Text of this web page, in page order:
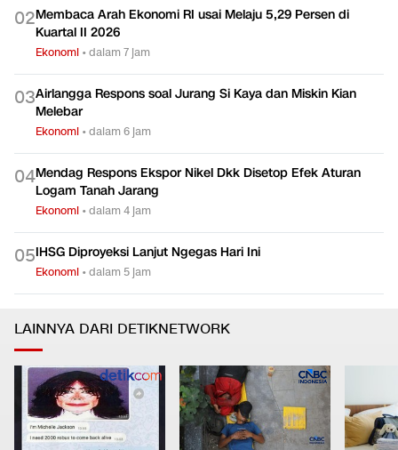
02Membaca Arah Ekonomi RI usai Melaju 5,29 Persen di
Kuartal II 2026
Ekonomi •dalam 7 jam
03Airlangga Respons soal Jurang Si Kaya dan Miskin Kian
Melebar
Ekonomi •dalam 6 jam
04Mendag Respons Ekspor Nikel Dkk Disetop Efek Aturan
Logam Tanah Jarang
Ekonomi •dalam 4 jam
05IHSG Diproyeksi Lanjut Ngegas Hari Ini
Ekonomi •dalam 5 jam
LAINNYA DARI DETIKNETWORK